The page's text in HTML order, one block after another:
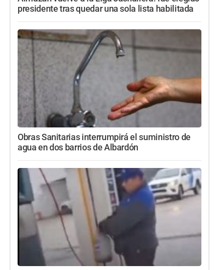
presidente tras quedar una sola lista habilitada
Obras Sanitarias interrumpirá el suministro de
agua en dos barrios de Albardón